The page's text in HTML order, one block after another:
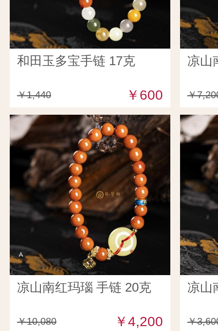
和田玉多宝手链 17克
￥1,440 ￥600
凉山
￥
凉山南红玛瑙 手链 20克
￥10,080 ￥4,200
凉山
￥